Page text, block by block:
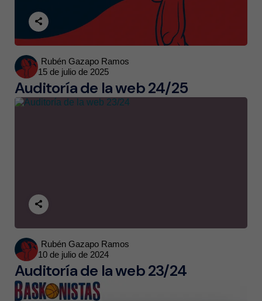
Posted
by
Rubén Gazapo Ramos
15 de julio de 2025
Auditoría de la web 24/25
Posted
by
Rubén Gazapo Ramos
10 de julio de 2024
Auditoría de la web 23/24